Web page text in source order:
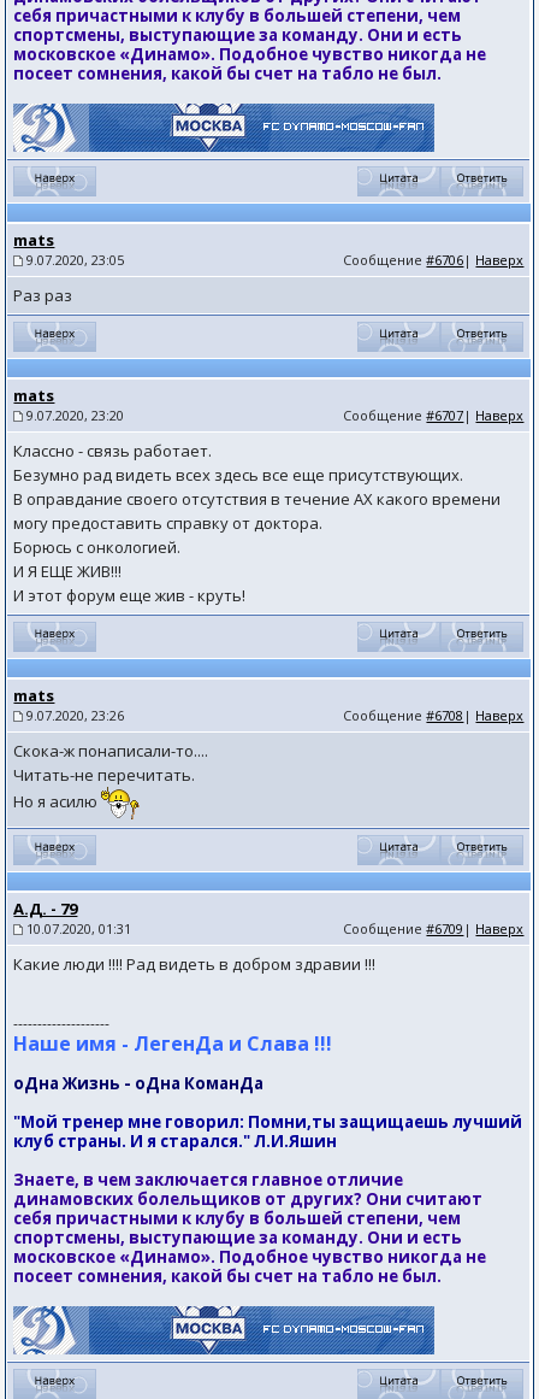
себя причастными к клубу в большей степени, чем
спортсмены, выступающие за команду. Они и есть
московское «Динамо». Подобное чувство никогда не
посеет сомнения, какой бы счет на табло не был.
mats
9.07.2020, 23:05 Сообщение#6706 | Наверх
Раз раз
mats
9.07.2020, 23:20 Сообщение#6707 | Наверх
Классно - связь работает.
Безумно рад видеть всех здесь все еще присутствующих.
В оправдание своего отсутствия в течение АХ какого времени
могу предоставить справку от доктора.
Борюсь с онкологией.
И Я ЕЩЕ ЖИВ!!!
И этот форум еще жив - круть!
mats
9.07.2020, 23:26 Сообщение#6708 | Наверх
Скока-ж понаписали-то....
Читать-не перечитать.
Но я асилю
А.Д. - 79
10.07.2020, 01:31 Сообщение#6709 | Наверх
Какие люди !!!! Рад видеть в добром здравии !!!
--------------------
Наше имя - ЛегенДа и Слава !!!
оДна Жизнь - оДна КоманДа
"Мой тренер мне говорил: Помни,ты защищаешь лучший
клуб страны. И я старался." Л.И.Яшин
Знаете, в чем заключается главное отличие
динамовских болельщиков от других? Они считают
себя причастными к клубу в большей степени, чем
спортсмены, выступающие за команду. Они и есть
московское «Динамо». Подобное чувство никогда не
посеет сомнения, какой бы счет на табло не был.